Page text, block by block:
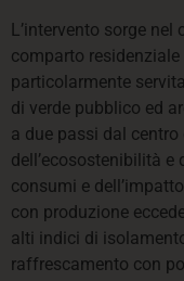
L’intervento sorge
comparto
particolarmente
di verde pubblico ed
a due passi dal
dell’ecosostenibilità
consumi e
con produzione
alti indici di
raffrescamento con